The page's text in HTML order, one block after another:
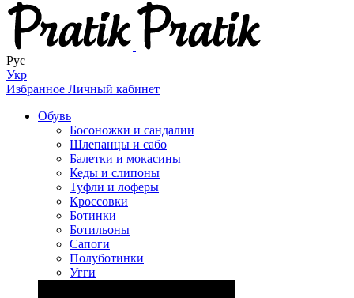
Рус
Укр
Избранное Личный кабинет
Обувь
Босоножки и сандалии
Шлепанцы и сабо
Балетки и мокасины
Кеды и слипоны
Туфли и лоферы
Кроссовки
Ботинки
Ботильоны
Сапоги
Полуботинки
Угги